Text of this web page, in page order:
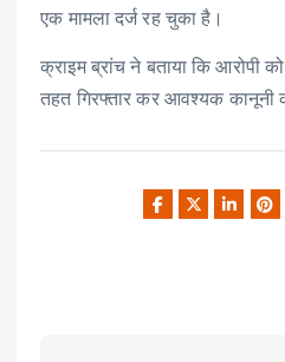
एक मामला दर्ज रह चुका है।
क्राइम ब्रांच ने बताया कि आरोपी
तहत गिरफ्तार कर आवश्यक कानूनी